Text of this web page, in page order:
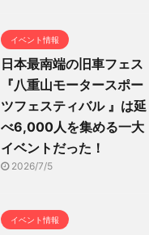
イベント情報
日本最南端の旧車フェス
『八重山モータースポー
ツフェスティバル 』は延
べ6,000人を集める一大
イベントだった！
2026/7/5
イベント情報